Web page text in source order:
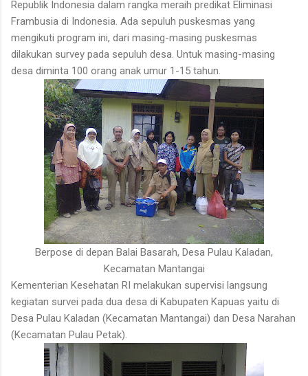
Republik Indonesia dalam rangka meraih predikat Eliminasi
Frambusia di Indonesia. Ada sepuluh puskesmas yang
mengikuti program ini, dari masing-masing puskesmas
dilakukan survey pada sepuluh desa. Untuk masing-masing
desa diminta 100 orang anak umur 1-15 tahun.
Berpose di depan Balai Basarah, Desa Pulau Kaladan,
Kecamatan Mantangai
Kementerian Kesehatan RI melakukan supervisi langsung
kegiatan survei pada dua desa di Kabupaten Kapuas yaitu di
Desa Pulau Kaladan (Kecamatan Mantangai) dan Desa Narahan
(Kecamatan Pulau Petak).